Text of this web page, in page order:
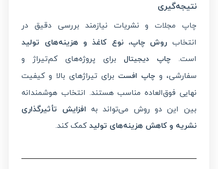
نتیجه‌گیری
چاپ مجلاتو نشریات نیازمند بررسی دقیق در
انتخاب روش چاپ، نوع کاغذ و هزینه‌های تولید
است.چاپ دیجیتال برای پروژه‌های کم‌تیراژ و
سفارشی، وچاپ افست برای تیراژهای بالا و کیفیت
نهایی فوق‌العاده مناسب هستند. انتخاب هوشمندانه
بین این دو روش می‌تواند به افزایش تأثیرگذاری
نشریه و کاهش هزینه‌های تولیدکمک کند.